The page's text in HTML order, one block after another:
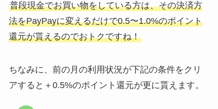
普段現金でお買い物をしている方は、その決済方
法をPayPayに変えるだけで0.5〜1.0%のポイント
還元が貰えるのでおトクですね！
ちなみに、前の月の利用状況が下記の条件をクリ
アすると＋0.5%のポイント還元が更に貰えます。